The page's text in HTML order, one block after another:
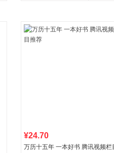
¥24.70
万历十五年 一本好书 腾讯视频栏